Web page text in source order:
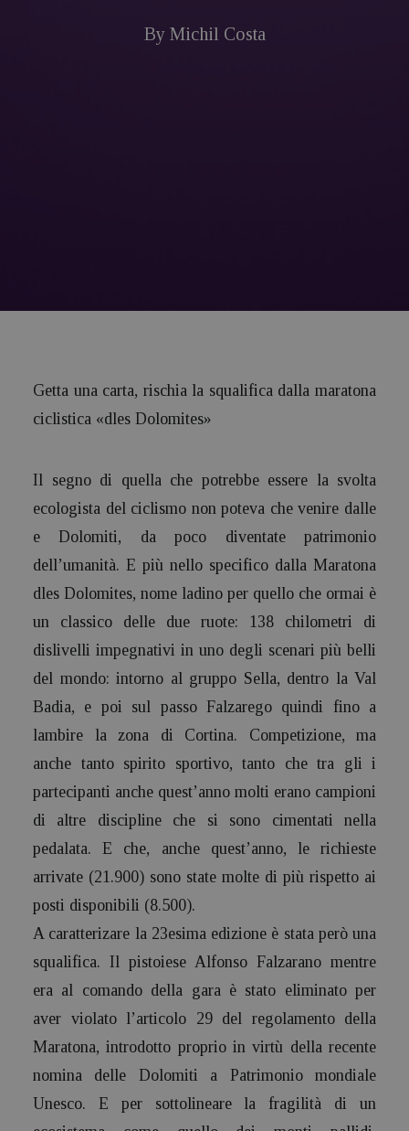
By Michil Costa
Getta una carta, rischia la squalifica dalla maratona
ciclistica «dles Dolomites»
Il segno di quella che potrebbe essere la svolta
ecologista del ciclismo non poteva che venire dalle
e Dolomiti, da poco diventate patrimonio
dell’umanità. E più nello specifico dalla Maratona
dles Dolomites, nome ladino per quello che ormai è
un classico delle due ruote: 138 chilometri di
dislivelli impegnativi in uno degli scenari più belli
del mondo: intorno al gruppo Sella, dentro la Val
Badia, e poi sul passo Falzarego quindi fino a
lambire la zona di Cortina. Competizione, ma
anche tanto spirito sportivo, tanto che tra gli i
partecipanti anche quest’anno molti erano campioni
di altre discipline che si sono cimentati nella
pedalata. E che, anche quest’anno, le richieste
arrivate (21.900) sono state molte di più rispetto ai
posti disponibili (8.500).
A caratterizare la 23esima edizione è stata però una
squalifica. Il pistoiese Alfonso Falzarano mentre
era al comando della gara è stato eliminato per
aver violato l’articolo 29 del regolamento della
Maratona, introdotto proprio in virtù della recente
nomina delle Dolomiti a Patrimonio mondiale
Unesco. E per sottolineare la fragilità di un